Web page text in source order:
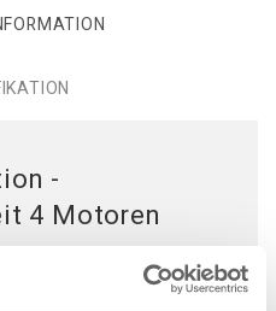
-
4 Motoren
für vier Hubsäulen.